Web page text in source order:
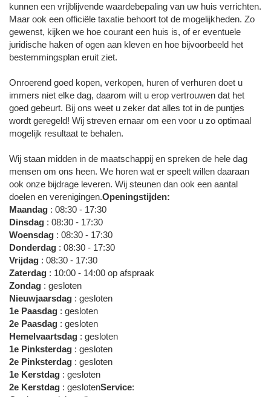
kunnen een vrijblijvende waardebepaling van uw huis verrichten.
Maar ook een officiële taxatie behoort tot de mogelijkheden. Zo
gewenst, kijken we hoe courant een huis is, of er eventuele
juridische haken of ogen aan kleven en hoe bijvoorbeeld het
bestemmingsplan eruit ziet.
Onroerend goed kopen, verkopen, huren of verhuren doet u
immers niet elke dag, daarom wilt u erop vertrouwen dat het
goed gebeurt. Bij ons weet u zeker dat alles tot in de puntjes
wordt geregeld! Wij streven ernaar om een voor u zo optimaal
mogelijk resultaat te behalen.
Wij staan midden in de maatschappij en spreken de hele dag
mensen om ons heen. We horen wat er speelt willen daaraan
ook onze bijdrage leveren. Wij steunen dan ook een aantal
doelen en verenigingen.Openingstijden:
Maandag : 08:30 - 17:30
Dinsdag : 08:30 - 17:30
Woensdag : 08:30 - 17:30
Donderdag : 08:30 - 17:30
Vrijdag : 08:30 - 17:30
Zaterdag : 10:00 - 14:00 op afspraak
Zondag : gesloten
Nieuwjaarsdag : gesloten
1e Paasdag : gesloten
2e Paasdag : gesloten
Hemelvaartsdag : gesloten
1e Pinksterdag : gesloten
2e Pinksterdag : gesloten
1e Kerstdag : gesloten
2e Kerstdag : geslotenService: